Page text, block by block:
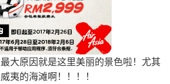
大原因就是这里美丽的景色啦！尤其
夷的海滩啊！！！！